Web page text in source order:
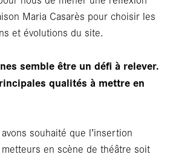
Maria Casarès pour choisir les
et évolutions du site.
semble être un défi à relever.
qualités à mettre en
souhaité que l’insertion
en scène de théâtre soit